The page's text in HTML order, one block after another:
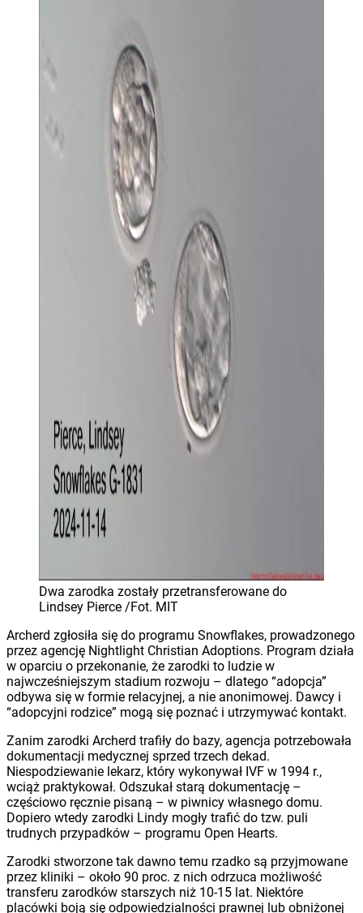
Dwa zarodka zostały przetransferowane do
Lindsey Pierce /Fot. MIT
Archerd zgłosiła się do programu Snowflakes, prowadzonego
przez agencję Nightlight Christian Adoptions. Program działa
w oparciu o przekonanie, że zarodki to ludzie w
najwcześniejszym stadium rozwoju – dlatego “adopcja”
odbywa się w formie relacyjnej, a nie anonimowej. Dawcy i
“adopcyjni rodzice” mogą się poznać i utrzymywać kontakt.
Zanim zarodki Archerd trafiły do bazy, agencja potrzebowała
dokumentacji medycznej sprzed trzech dekad.
Niespodziewanie lekarz, który wykonywał IVF w 1994 r.,
wciąż praktykował. Odszukał starą dokumentację –
częściowo ręcznie pisaną – w piwnicy własnego domu.
Dopiero wtedy zarodki Lindy mogły trafić do tzw. puli
trudnych przypadków – programu Open Hearts.
Zarodki stworzone tak dawno temu rzadko są przyjmowane
przez kliniki – około 90 proc. z nich odrzuca możliwość
transferu zarodków starszych niż 10-15 lat. Niektóre
placówki boją się odpowiedzialności prawnej lub obniżonej